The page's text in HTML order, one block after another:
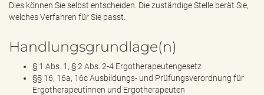
Dies können Sie selbst entscheiden. Die zuständige Stelle berät Sie,
welches Verfahren für Sie passt.
Handlungsgrundlage(n)
§ 1 Abs. 1, § 2 Abs. 2-4 Ergotherapeutengesetz
§§ 16, 16a, 16c Ausbildungs- und Prüfungsverordnung für
Ergotherapeutinnen und Ergotherapeuten